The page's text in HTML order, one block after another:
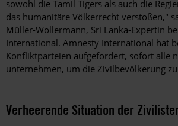
sowohl die Tamil Tigers als auch die
das humanitäre Völkerrecht verstoßen,"
Müller-Wollermann, Sri Lanka-Expertin
International. Amnesty International hat
Konfliktparteien aufgefordert, sofort alle
unternehmen, um die Zivilbevölkerung
Verheerende Situation der